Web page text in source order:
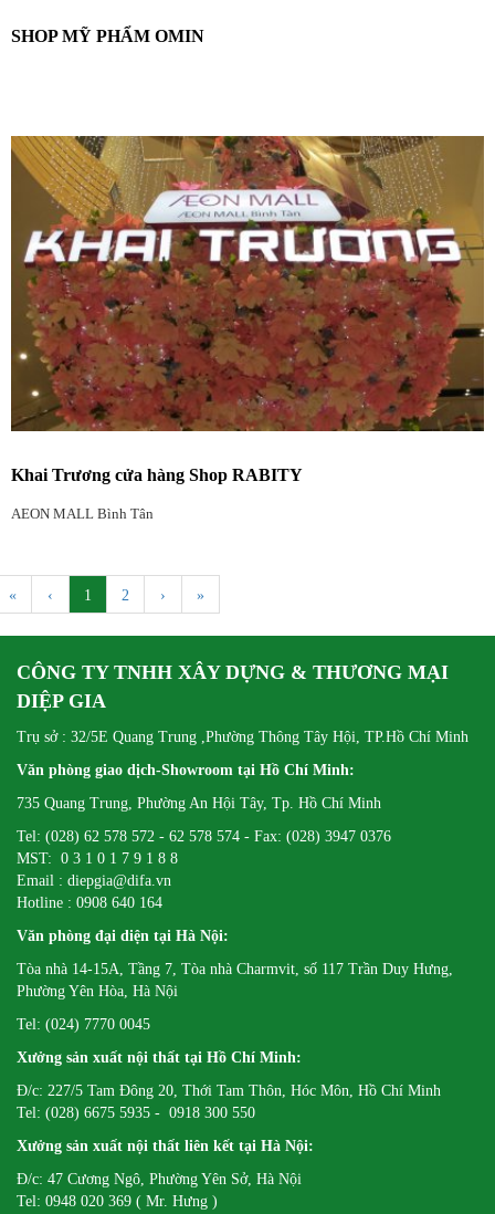
SHOP MỸ PHẨM OMIN
Khai Trương cửa hàng Shop RABITY
AEON MALL Bình Tân
« ‹ 1 2 › »
CÔNG TY TNHH XÂY DỰNG & THƯƠNG MẠI
DIỆP GIA
Trụ sở : 32/5E Quang Trung ,Phường Thông Tây Hội, TP.Hồ Chí Minh
Văn phòng giao dịch-Showroom tại Hồ Chí Minh:
735 Quang Trung, Phường An Hội Tây, Tp. Hồ Chí Minh
Tel: (028) 62 578 572 - 62 578 574 - Fax: (028) 3947 0376
MST: 0 3 1 0 1 7 9 1 8 8
Email : diepgia@difa.vn
Hotline : 0908 640 164
Văn phòng đại diện tại Hà Nội:
Tòa nhà 14-15A, Tầng 7, Tòa nhà Charmvit, số 117 Trần Duy Hưng,
Phường Yên Hòa, Hà Nội
Tel: (024) 7770 0045
Xưởng sản xuất nội thất tại Hồ Chí Minh:
Đ/c: 227/5 Tam Đông 20, Thới Tam Thôn, Hóc Môn, Hồ Chí Minh
Tel: (028) 6675 5935 - 0918 300 550
Xưởng sản xuất nội thất liên kết tại Hà Nội:
Đ/c: 47 Cương Ngô, Phường Yên Sở, Hà Nội
Tel: 0948 020 369 ( Mr. Hưng )